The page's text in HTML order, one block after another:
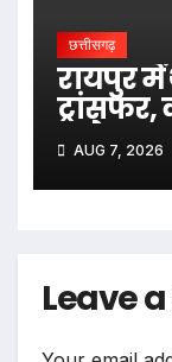
छत्तीसगढ़
रायपुर में
ट्रांसफर,
आदेश
AUG 7, 2026
Leave